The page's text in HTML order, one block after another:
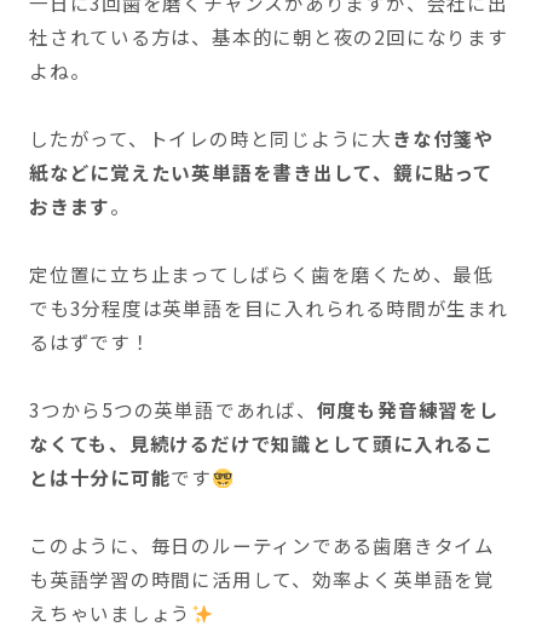
社されている方は、基本的に朝と夜の2回になります
よね。
したがって、トイレの時と同じように大きな付箋や
紙などに覚えたい英単語を書き出して、鏡に貼って
おきます。
定位置に立ち止まってしばらく歯を磨くため、最低
でも3分程度は英単語を目に入れられる時間が生まれ
るはずです！
3つから5つの英単語であれば、 何度も発音練習をし
なくても、見続けるだけで知識として頭に入れるこ
とは十分に可能です
このように、毎日のルーティンである歯磨きタイム
も英語学習の時間に活用して、効率よく英単語を覚
えちゃいましょう